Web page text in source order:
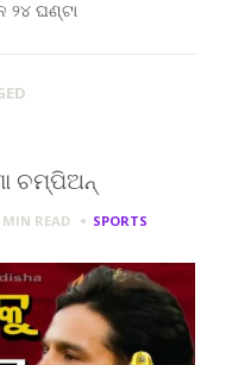
୨୪ ଘଣ୍ଟା
ଚମ୍ପିଅନ୍
MIN READ SPORTS